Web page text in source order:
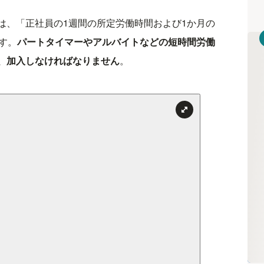
「正社員の1週間の所定労働時間および1か月の
。パートタイマーやアルバイトなどの短時間労働
加入しなければなりません。